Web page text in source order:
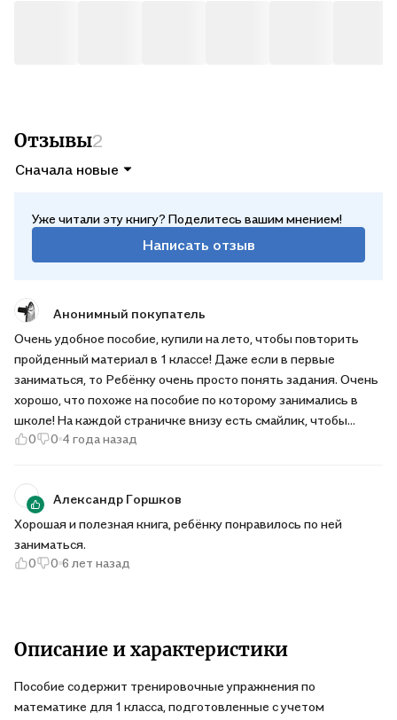
Отзывы2
Сначала новые
Уже читали эту книгу? Поделитесь вашим мнением!
Написать отзыв
Анонимный покупатель
Очень удобное пособие, купили на лето, чтобы повторить
пройденный материал в 1 классе! Даже если в первые
заниматься, то Ребёнку очень просто понять задания. Очень
хорошо, что похоже на пособие по которому занимались в
школе! На каждой страничке внизу есть смайлик, чтобы
дорисовать улыбку или наоборот грусть, смотря как ребёнок
занимается!
0 0 4 года назад
Александр Горшков
Хорошая и полезная книга, ребёнку понравилось по ней
заниматься.
0
0 6 лет назад
Описание и характеристики
Пособие содержит тренировочные упражнения по
математике для 1 класса, подготовленные с учетом